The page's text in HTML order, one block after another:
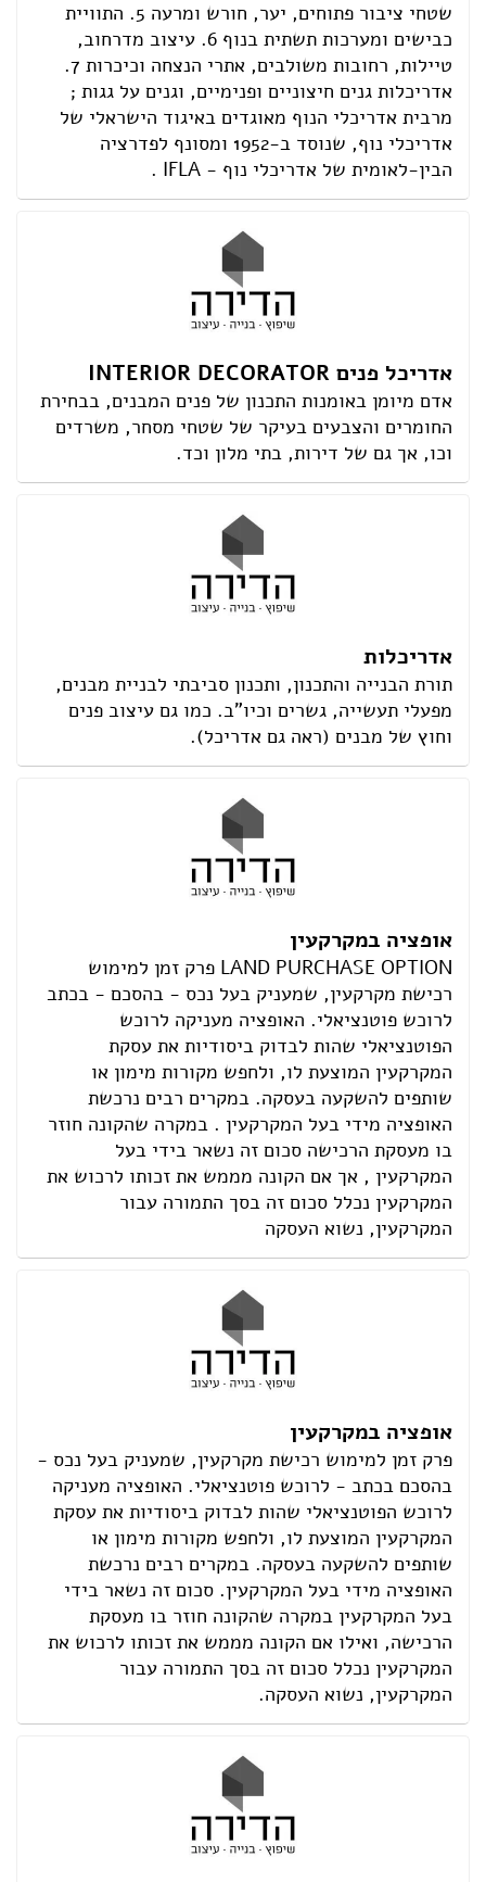
שטחי ציבור פתוחים, יער, חורש ומרעה 5. התוויית
כבישים ומערכות תשתית בנוף 6. עיצוב מדרחוב,
טיילות, רחובות משולבים, אתרי הנצחה וכיכרות 7.
אדריכלות גנים חיצוניים ופנימיים, וגנים על גגות ;
מרבית אדריכלי הנוף מאוגדים באיגוד הישראלי של
אדריכלי נוף, שנוסד ב-1952 ומסונף לפדרציה
הבין-לאומית של אדריכלי נוף - IFLA .
אדריכל פנים INTERIOR DECORATOR
אדם מיומן באומנות התכנון של פנים המבנים, בבחירת
החומרים והצבעים בעיקר של שטחי מסחר, משרדים
וכו, אך גם של דירות, בתי מלון וכד.
אדריכלות
תורת הבנייה והתכנון, ותכנון סביבתי לבניית מבנים,
מפעלי תעשייה, גשרים וכיו"ב. כמו גם עיצוב פנים
וחוץ של מבנים (ראה גם אדריכל).
אופציה במקרקעין
LAND PURCHASE OPTION פרק זמן למימוש
רכישת מקרקעין, שמעניק בעל נכס - בהסכם - בכתב
לרוכש פוטנציאלי. האופציה מעניקה לרוכש
הפוטנציאלי שהות לבדוק ביסודיות את עסקת
המקרקעין המוצעת לו, ולחפש מקורות מימון או
שותפים להשקעה בעסקה. במקרים רבים נרכשת
האופציה מידי בעל המקרקעין . במקרה שהקונה חוזר
בו מעסקת הרכישה סכום זה נשאר בידי בעל
המקרקעין , אך אם הקונה מממש את זכותו לרכוש את
המקרקעין נכלל סכום זה בסך התמורה עבור
המקרקעין, נשוא העסקה
אופציה במקרקעין
פרק זמן למימוש רכישת מקרקעין, שמעניק בעל נכס -
בהסכם בכתב - לרוכש פוטנציאלי. האופציה מעניקה
לרוכש הפוטנציאלי שהות לבדוק ביסודיות את עסקת
המקרקעין המוצעת לו, ולחפש מקורות מימון או
שותפים להשקעה בעסקה. במקרים רבים נרכשת
האופציה מידי בעל המקרקעין. סכום זה נשאר בידי
בעל המקרקעין במקרה שהקונה חוזר בו מעסקת
הרכישה, ואילו אם הקונה מממש את זכותו לרכוש את
המקרקעין נכלל סכום זה בסך התמורה עבור
המקרקעין, נשוא העסקה.